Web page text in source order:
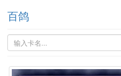
百鸽